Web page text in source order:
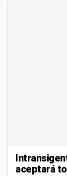
aceptará